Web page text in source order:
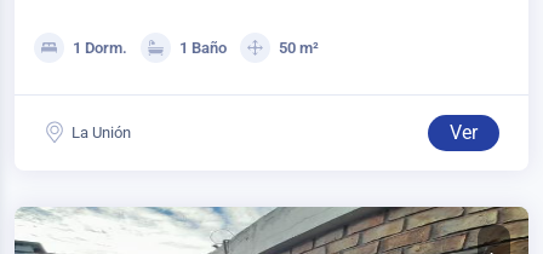
1 Dorm. 1 Baño 50 m²
La Unión Ver